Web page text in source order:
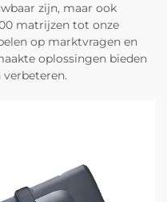
zijn, maar ook
matrijzen tot onze
op marktvragen en
oplossingen bieden